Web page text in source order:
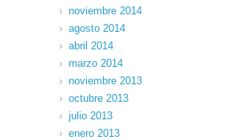
noviembre 2014
agosto 2014
abril 2014
marzo 2014
noviembre 2013
octubre 2013
julio 2013
enero 2013